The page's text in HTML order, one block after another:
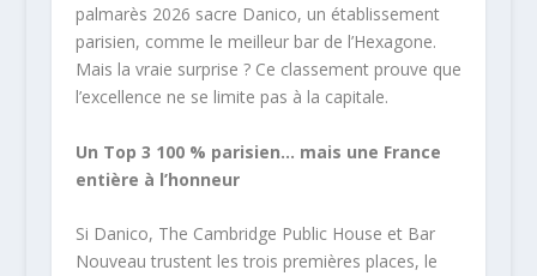
palmarès 2026 sacre Danico, un établissement
parisien, comme le meilleur bar de l’Hexagone.
Mais la vraie surprise ? Ce classement prouve que
l’excellence ne se limite pas à la capitale.
Un Top 3 100 % parisien… mais une France
entière à l’honneur
Si Danico, The Cambridge Public House et Bar
Nouveau trustent les trois premières places, le